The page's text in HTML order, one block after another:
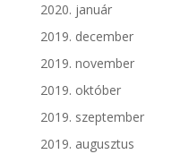
2020. január
2019. december
2019. november
2019. október
2019. szeptember
2019. augusztus